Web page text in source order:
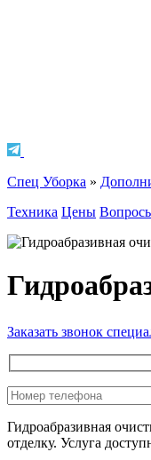
Спец Уборка »
Техника Цены
Заказать звонок
Гидроабразивная
отделку. Услуга